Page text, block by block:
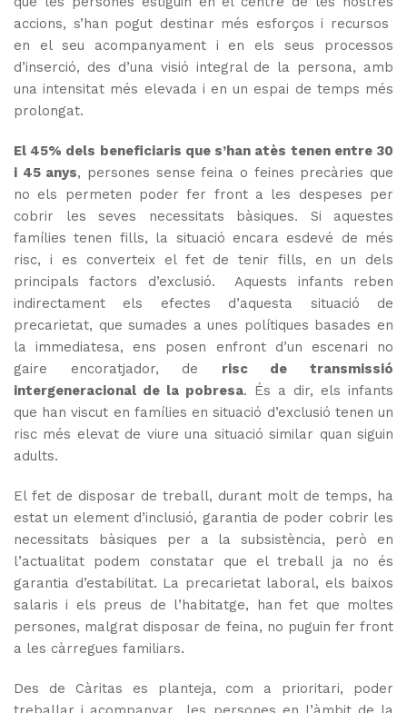
accions, s’han pogut destinar més esforços i recursos
en el seu acompanyament i en els seus processos
d’inserció, des d’una visió integral de la persona, amb
una intensitat més elevada i en un espai de temps més
prolongat.
El 45% dels beneficiaris que s’han atès tenen entre 30
i 45 anys, persones sense feina o feines precàries que
no els permeten poder fer front a les despeses per
cobrir les seves necessitats bàsiques. Si aquestes
famílies tenen fills, la situació encara esdevé de més
risc, i es converteix el fet de tenir fills, en un dels
principals factors d’exclusió. Aquests infants reben
indirectament els efectes d’aquesta situació de
precarietat, que sumades a unes polítiques basades en
la immediatesa, ens posen enfront d’un escenari no
gaire encoratjador, de risc de transmissió
intergeneracional de la pobresa. És a dir, els infants
que han viscut en famílies en situació d’exclusió tenen un
risc més elevat de viure una situació similar quan siguin
adults.
El fet de disposar de treball, durant molt de temps, ha
estat un element d’inclusió, garantia de poder cobrir les
necessitats bàsiques per a la subsistència, però en
l’actualitat podem constatar que el treball ja no és
garantia d’estabilitat. La precarietat laboral, els baixos
salaris i els preus de l’habitatge, han fet que moltes
persones, malgrat disposar de feina, no puguin fer front
a les càrregues familiars.
Des de Càritas es planteja, com a prioritari, poder